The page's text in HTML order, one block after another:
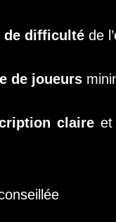
de difficulté de
de joueurs
claire et